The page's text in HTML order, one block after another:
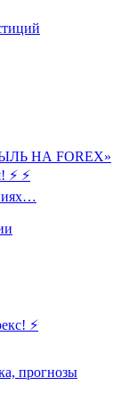
НА FOREX»
⚡
⚡
прогнозы